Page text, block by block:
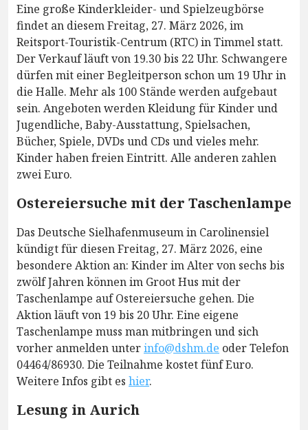
Eine große Kinderkleider- und Spielzeugbörse
findet an diesem Freitag, 27. März 2026, im
Reitsport-Touristik-Centrum (RTC) in Timmel statt.
Der Verkauf läuft von 19.30 bis 22 Uhr. Schwangere
dürfen mit einer Begleitperson schon um 19 Uhr in
die Halle. Mehr als 100 Stände werden aufgebaut
sein. Angeboten werden Kleidung für Kinder und
Jugendliche, Baby-Ausstattung, Spielsachen,
Bücher, Spiele, DVDs und CDs und vieles mehr.
Kinder haben freien Eintritt. Alle anderen zahlen
zwei Euro.
Ostereiersuche mit der Taschenlampe
Das Deutsche Sielhafenmuseum in Carolinensiel
kündigt für diesen Freitag, 27. März 2026, eine
besondere Aktion an: Kinder im Alter von sechs bis
zwölf Jahren können im Groot Hus mit der
Taschenlampe auf Ostereiersuche gehen. Die
Aktion läuft von 19 bis 20 Uhr. Eine eigene
Taschenlampe muss man mitbringen und sich
vorher anmelden unterinfo@dshm.de oder Telefon
04464/86930. Die Teilnahme kostet fünf Euro.
Weitere Infos gibt es hier.
Lesung in Aurich